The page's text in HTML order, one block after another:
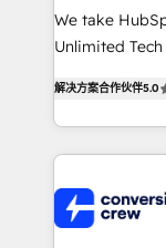
fit like a glove. We’re committed to being both
highly
relationships.
all in this together! From startup to
what matters
wowing your customers. Let’s
We take
Unlimited
engine. We
technical
cleaner data,
Integrations · Custom Development · CPQ & FSM ·
解决方案合作伙伴5.0